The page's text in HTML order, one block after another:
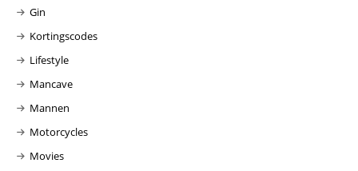
Gin
Kortingscodes
Lifestyle
Mancave
Mannen
Motorcycles
Movies